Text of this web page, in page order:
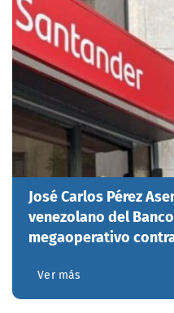
José Carlos Pérez
venezolano del
megaoperativo
Ver más